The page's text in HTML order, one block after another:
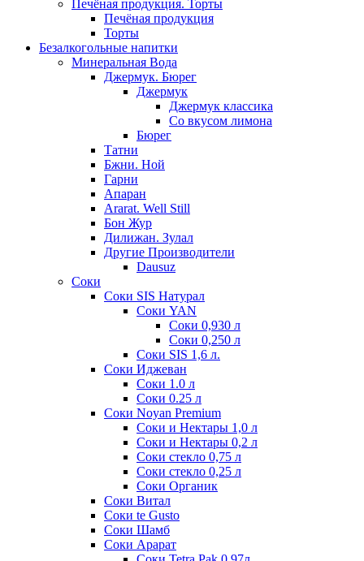
Печёная продукция. Торты
Печёная продукция
Торты
Безалкогольные напитки
Минеральная Вода
Джермук. Бюрег
Джермук
Джермук классика
Со вкусом лимона
Бюрег
Татни
Бжни. Ной
Гарни
Апаран
Ararat. Well Still
Бон Жур
Дилижан. Зулал
Другие Производители
Dausuz
Соки
Соки SIS Натурал
Соки YAN
Соки 0,930 л
Соки 0,250 л
Соки SIS 1,6 л.
Соки Иджеван
Соки 1.0 л
Соки 0.25 л
Соки Noyan Premium
Соки и Нектары 1,0 л
Соки и Нектары 0,2 л
Соки стекло 0,75 л
Соки стекло 0,25 л
Соки Органик
Соки Витал
Соки te Gusto
Соки Шамб
Соки Арарат